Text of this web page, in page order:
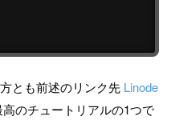
とも前述のリンク先 Linode
のチュートリアルの1つで